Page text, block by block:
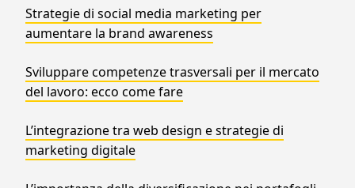
Strategie di social media marketing per
aumentare la brand awareness
Sviluppare competenze trasversali per il mercato
del lavoro: ecco come fare
L’integrazione tra web design e strategie di
marketing digitale